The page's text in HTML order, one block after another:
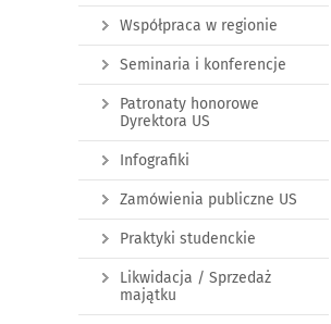
Współpraca w regionie
Seminaria i konferencje
Patronaty honorowe
Dyrektora US
Infografiki
Zamówienia publiczne US
Praktyki studenckie
Likwidacja / Sprzedaż
majątku